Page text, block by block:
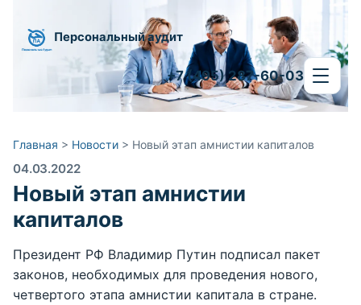
Персональный аудит
+7 (495) 287-60-03
Главная > Новости > Новый этап амнистии капиталов
04.03.2022
Новый этап амнистии
капиталов
Президент РФ Владимир Путин подписал пакет
законов, необходимых для проведения нового,
четвертого этапа амнистии капитала в стране.